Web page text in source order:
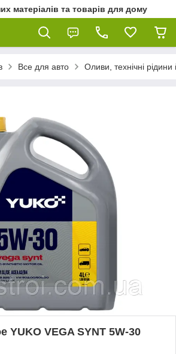
матеріалів та товарів для дому
Все для авто Оливи, технічні рідини
YUKO VEGA SYNT 5W‑30